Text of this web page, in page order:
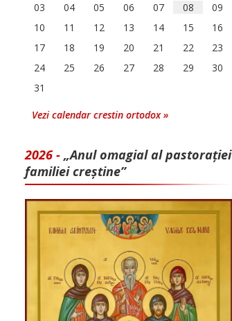
03
04 05 06 07 08
09
10
11 12 13 14 15
16
17
18 19 20 21 22
23
24
25 26 27 28 29
30
31
Vezi calendar crestin ortodox »
2026 - „Anul omagial al pastorației
familiei creștine”